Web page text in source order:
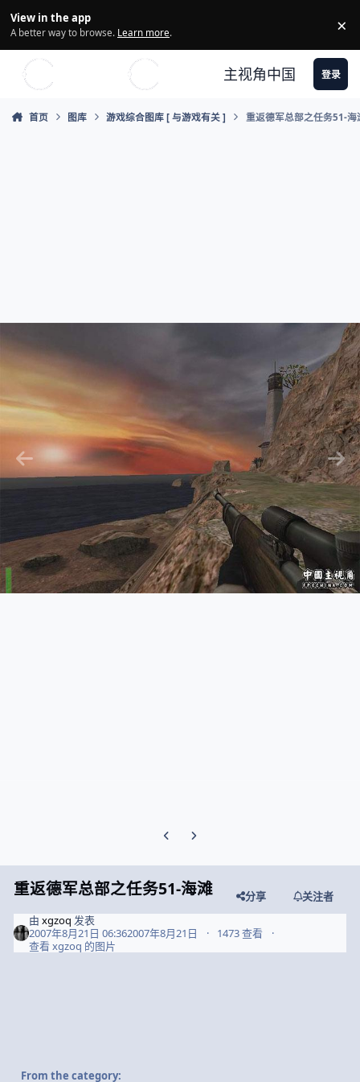
View in the app
A better way to browse. Learn more. ×
主视角中国 登录
首页 图库 游戏综合图库 [ 与游戏有关 ] 重返德军总部之任务51-海
Previous carousel slide
Next carousel slide
重返德军总部之任务51-海滩 分享
关注者
由xgzoq 发表
2007年8月21日 06:362007年8月21日
1473 查看
查看 xgzoq 的图片
From the category: